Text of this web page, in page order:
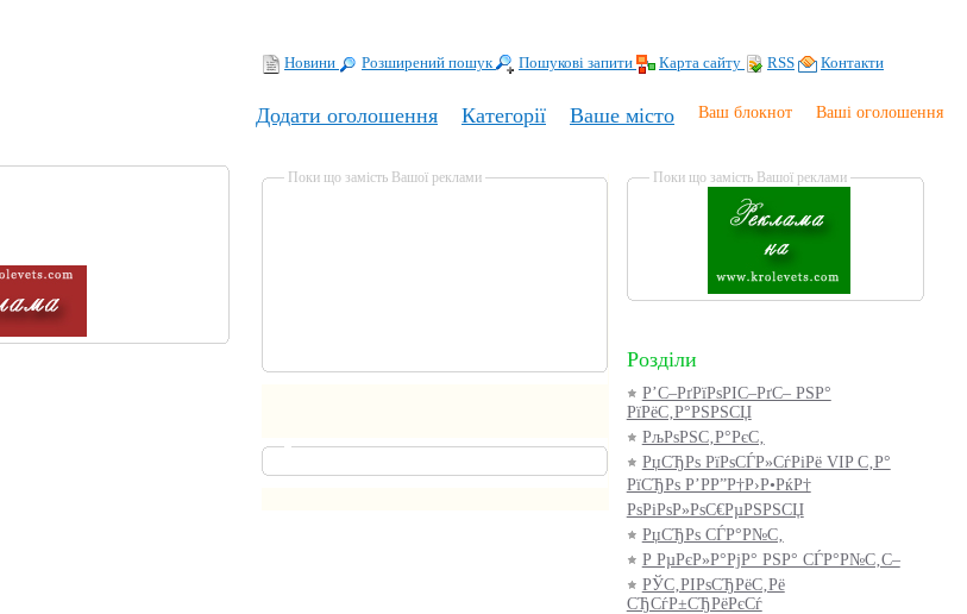
Новини Розширений пошук Пошукові запити Карта сайту RSS Контакти
Додати оголошення Категорії Ваше місто Ваш блокнот Ваші оголошення
Поки що замість Вашої реклами Поки що замість Вашої реклами
Розділи
Р’С–РґРїРѕРІС–РґС– РЅР°
РїРёС‚Р°РЅРЅСЏ
РљРѕРЅС‚Р°РєС‚
РџСЂРѕ РїРѕСЃР»СѓРіРё VIP С‚Р°
РїСЂРѕ Р’РР”Р†Р›Р•РќР†
РѕРіРѕР»РѕС€РµРЅРЅСЏ
РџСЂРѕ СЃР°Р№С‚
Р РµРєР»Р°РјР° РЅР° СЃР°Р№С‚С–
РЎС‚РІРѕСЂРёС‚Рё
СЂСѓР±СЂРёРєСѓ